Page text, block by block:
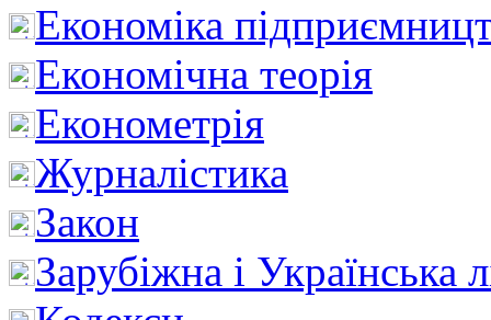
Економіка
Економічна теорія
Економетрія
Журналістика
Закон
Зарубіжна і Українська